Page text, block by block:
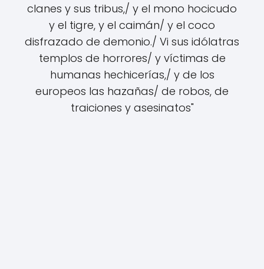
clanes y sus tribus,/ y el mono hocicudo
y el tigre, y el caimán/ y el coco
disfrazado de demonio./ Vi sus idólatras
templos de horrores/ y víctimas de
humanas hechicerías,/ y de los
europeos las hazañas/ de robos, de
traiciones y asesinatos"